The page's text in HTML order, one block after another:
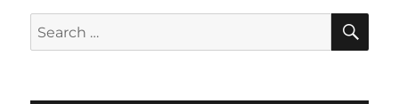
Search
for: